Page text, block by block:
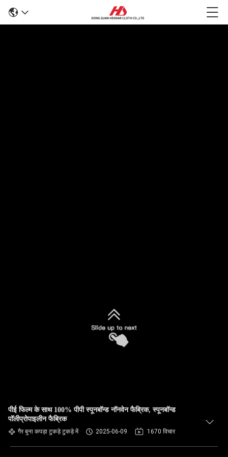
पीई फिल्म के साथ 100% पीपी स्पूनबॉन्ड नॉनवेन फैब्रिक, स्पूनबॉन्ड
पॉलीप्रोपाइलीन फैब्रिक
गैर बुना कपड़ा टुकड़े टुकड़े में 2025-06-09 1670 विचार